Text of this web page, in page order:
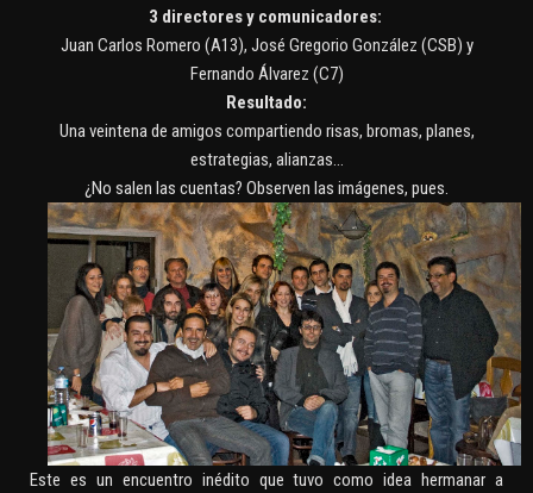
3 directores y comunicadores:
Juan Carlos Romero (A13), José Gregorio González (CSB) y
Fernando Álvarez (C7)
Resultado:
Una veintena de amigos compartiendo risas, bromas, planes,
estrategias, alianzas…
¿No salen las cuentas? Observen las imágenes, pues.
Este es un encuentro inédito que tuvo como idea hermanar a